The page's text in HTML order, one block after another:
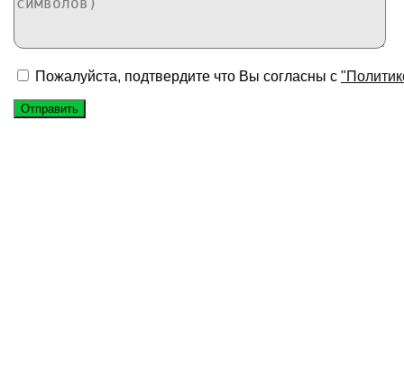
Пожалуйста, подтвердите что Вы согласны с